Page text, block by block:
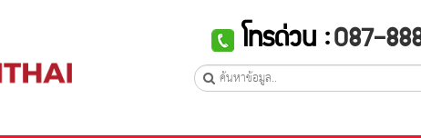
โทรด่วน : 087-